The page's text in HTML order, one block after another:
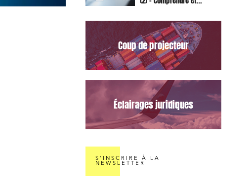
types de la Commission
pour le Data Act
Coup de projecteur
Éclairages juridiques
S'INSCRIRE À LA
NEWSLETTER